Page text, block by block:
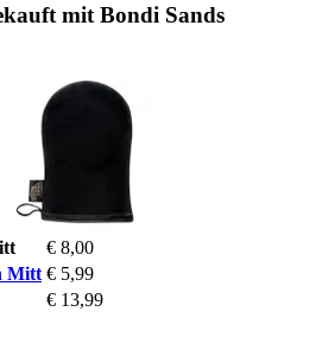
mit Bondi Sands
€ 8,00
Mitt € 5,99
€ 13,99